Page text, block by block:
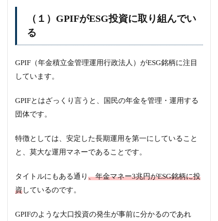
（１）GPIFがESG投資に取り組んでい
る
GPIF（年金積立金管理運用行政法人）がESG銘柄に注目
しています。
GPIFとはざっくり言うと、国民の年金を管理・運用する
団体です。
特徴としては、安定した長期運用を第一にしていること
と、莫大な運用マネーであることです。
タイトルにもある通り、年金マネー3兆円がESG銘柄に投
資しているのです。
GPIFのような大口投資の発生が事前に分かるのであれ